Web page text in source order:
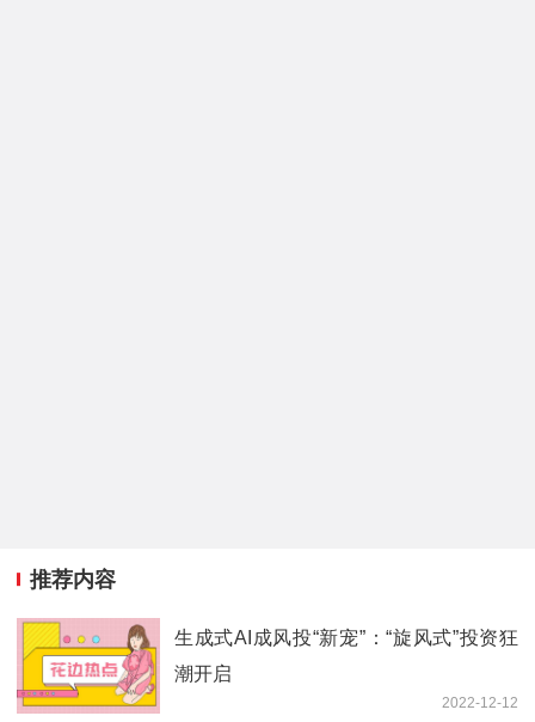
推荐内容
生成式AI成风投“新宠”：“旋风式”投资狂
潮开启
2022-12-12